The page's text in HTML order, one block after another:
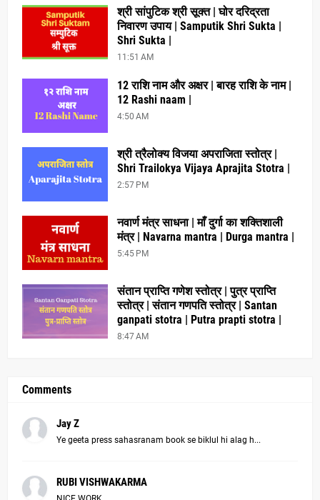
श्री सांपुटिक श्री सूक्त | घोर दरिद्रता
निवारण उपाय | Samputik Shri Sukta |
Shri Sukta |
11:51 AM
12 राशि नाम और अक्षर | बारह राशि के नाम |
12 Rashi naam |
4:50 AM
श्री त्रैलोक्य विजया अपराजिता स्तोत्र |
Shri Trailokya Vijaya Aprajita Stotra |
2:57 PM
नवार्ण मंत्र साधना | माँ दुर्गा का शक्तिशाली
मंत्र | Navarna mantra | Durga mantra |
5:45 PM
संतान प्राप्ति गणेश स्तोत्र | पुत्र प्राप्ति
स्तोत्र | संतान गणपति स्तोत्र | Santan
ganpati stotra | Putra prapti stotra |
8:47 AM
Comments
Jay Z
Ye geeta press sahasranam book se biklul hi alag h...
RUBI VISHWAKARMA